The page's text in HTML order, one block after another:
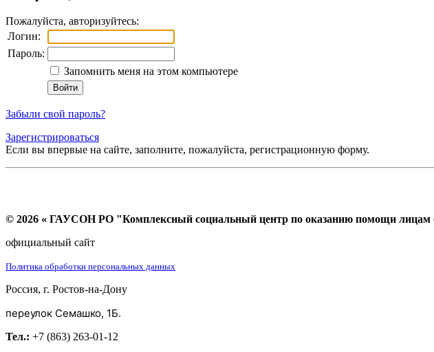
Пожалуйста, авторизуйтесь:
Логин:
Пароль:
Запомнить меня на этом компьютере
Забыли свой пароль?
Зарегистрироваться
Если вы впервые на сайте, заполните, пожалуйста, регистрационную форму.
© 2026 « ГАУСОН РО "Комплексный социальный центр по оказанию помощи лицам
официальный сайт
Политика обработки персональных данных
Россия, г. Ростов-на-Дону
переулок Семашко, 1Б.
Тел.: +7 (863) 263-01-12